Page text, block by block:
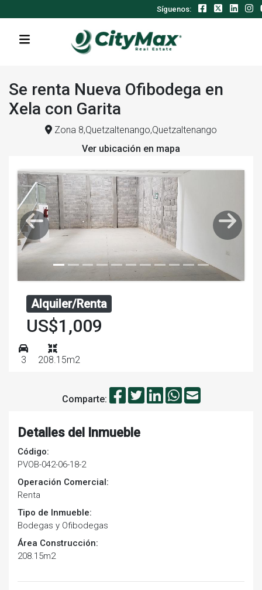
Síguenos:
Se renta Nueva Ofibodega en
Xela con Garita
Zona 8,Quetzaltenango,Quetzaltenango
Ver ubicación en mapa
Alquiler/Renta
US$1,009
3 208.15m2
Comparte:
Detalles del Inmueble
Código:
PVOB-042-06-18-2
Operación Comercial:
Renta
Tipo de Inmueble:
Bodegas y Ofibodegas
Área Construcción:
208.15m2